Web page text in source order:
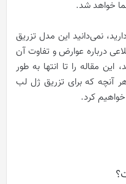
خواهد شد.
نمی‌دانید این مدل تزریق
درباره عوارض و تفاوت آن
مقاله را تا انتها به طور
هر آنچه که برای تزریق ژل لب
کرد.